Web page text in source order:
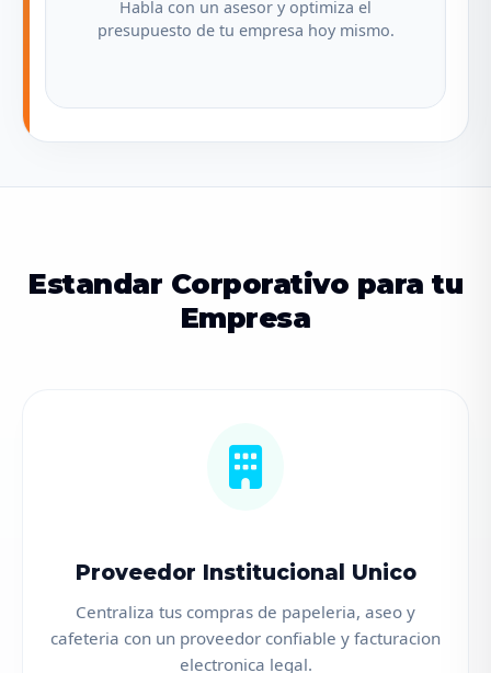
Habla con un asesor y optimiza el
presupuesto de tu empresa hoy mismo.
Estandar Corporativo para tu
Empresa
Proveedor Institucional Unico
Centraliza tus compras de papeleria, aseo y
cafeteria con un proveedor confiable y facturacion
electronica legal.